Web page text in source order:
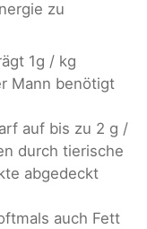
zu
1g / kg
Mann benötigt
auf bis zu 2 g /
durch tierische
abgedeckt
auch Fett